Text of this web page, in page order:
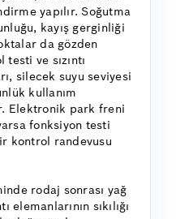
yapılır. Soğutma
kayış gerginliği
da gözden
ve sızıntı
silecek suyu seviyesi
kullanım
Elektronik park freni
fonksiyon testi
kontrol randevusu
rodaj sonrası yağ
sıkılığı